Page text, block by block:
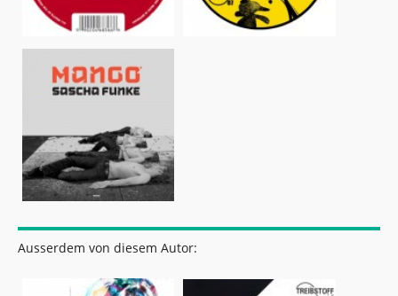
Ausserdem von diesem Autor: